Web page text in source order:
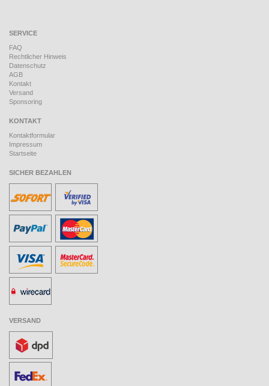
SERVICE
FAQ
Rechtlicher Hinweis
Datenschutz
AGB
Kontakt
Versand
Sponsoring
KONTAKT
Kontaktformular
Impressum
Startseite
SICHER BEZAHLEN
VERSAND